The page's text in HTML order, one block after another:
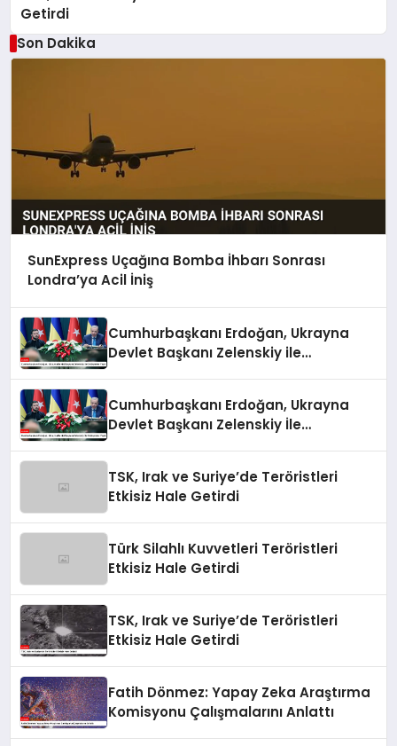
Getirdi
Son Dakika
SunExpress Uçağına Bomba İhbarı Sonrası
Londra’ya Acil İniş
Cumhurbaşkanı Erdoğan, Ukrayna
Devlet Başkanı Zelenskiy ile
Cumhurbaşkanı Erdoğan, Ukrayna
Devlet Başkanı Zelenskiy İle
TSK, Irak ve Suriye’de Teröristleri
Etkisiz Hale Getirdi
Türk Silahlı Kuvvetleri Teröristleri
Etkisiz Hale Getirdi
TSK, Irak ve Suriye’de Teröristleri
Etkisiz Hale Getirdi
Fatih Dönmez: Yapay Zeka Araştırma
Komisyonu Çalışmalarını Anlattı